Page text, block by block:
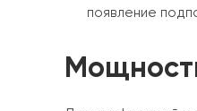
появление